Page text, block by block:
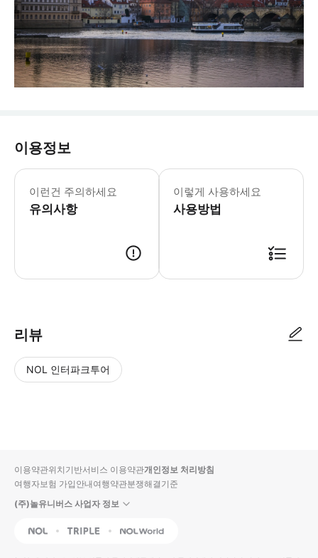
이용정보
이런건 주의하세요
유의사항
이렇게 사용하세요
사용방법
리뷰
NOL 인터파크투어
입니
다.
사
순
상
이용약관위치기반서비스 이용약관개인정보 처리방침
여행자보험 가입안내여행약관분쟁해결기준
(주)놀유니버스 사업자 정보
NOL Triple Interpark Global